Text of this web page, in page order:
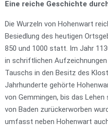
Eine reiche Geschichte
Die Wurzeln von Hohenwart
Besiedlung des heutigen
850 und 1000 statt. Im Jahr
in schriftlichen
Tauschs in den Besitz des
Jahrhunderte gehörte
von Gemmingen, bis das
von Baden zurückerworben
umfasst neben Hohenwart